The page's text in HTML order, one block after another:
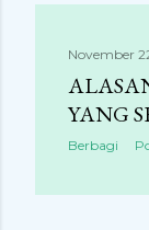
November
YANG
Berbagi